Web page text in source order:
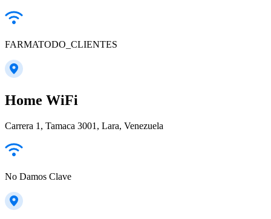
FARMATODO_CLIENTES
Home WiFi
Carrera 1, Tamaca 3001, Lara, Venezuela
No Damos Clave